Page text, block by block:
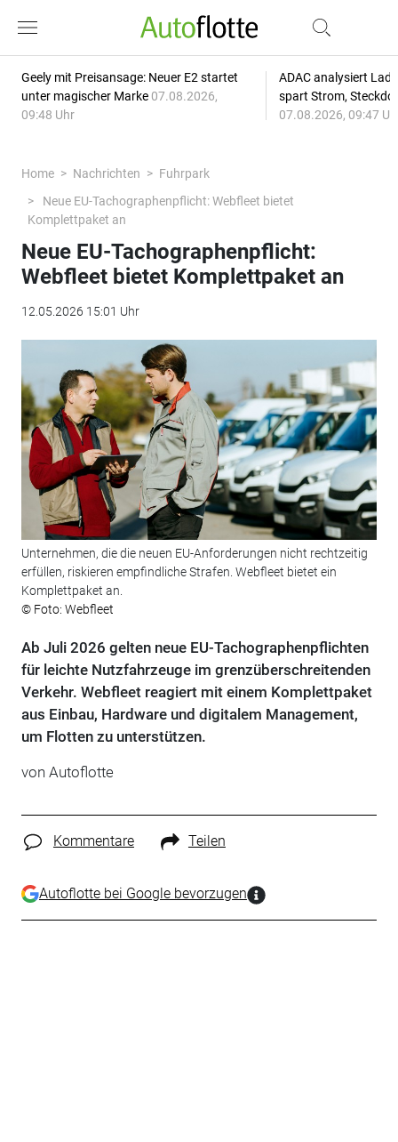
Geely mit Preisansage: Neuer E2 startet
unter magischer Marke 07.08.2026,
09:48 Uhr
ADAC analysiert
spart Strom,
07.08.2026, 09:47
Home Nachrichten
Fuhrpark
Neue EU-Tachographenpflicht: Webfleet bietet
Komplettpaket an
Neue EU-Tachographenpflicht:
Webfleet bietet Komplettpaket an
12.05.2026 15:01 Uhr
Unternehmen, die die neuen EU-Anforderungen nicht rechtzeitig
erfüllen, riskieren empfindliche Strafen. Webfleet bietet ein
Komplettpaket an.
© Foto: Webfleet
Ab Juli 2026 gelten neue EU-Tachographenpflichten
für leichte Nutzfahrzeuge im grenzüberschreitenden
Verkehr. Webfleet reagiert mit einem Komplettpaket
aus Einbau, Hardware und digitalem Management,
um Flotten zu unterstützen.
von Autoflotte
Kommentare Teilen
Autoflotte bei Google bevorzugen